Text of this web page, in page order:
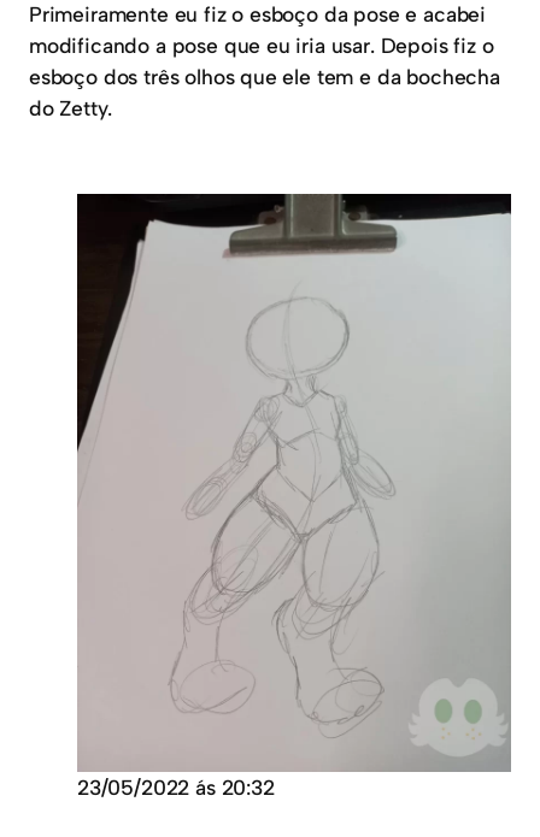
Primeiramente eu fiz o esboço da pose e acabei
modificando a pose que eu iria usar. Depois fiz o
esboço dos três olhos que ele tem e da bochecha
do Zetty.
23/05/2022 ás 20:32